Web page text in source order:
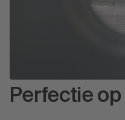
Perfectie op